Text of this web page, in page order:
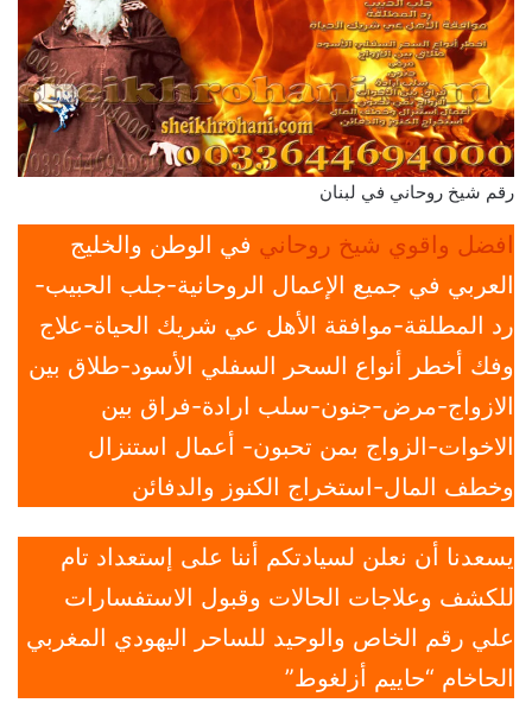
رقم شيخ روحاني في لبنان
افضل واقوي شيخ روحاني في الوطن والخليج
العربي في جميع الإعمال الروحانية-جلب الحبيب-
رد المطلقة-موافقة الأهل عي شريك الحياة-علاج
وفك أخطر أنواع السحر السفلي الأسود-طلاق بين
الازواج-مرض-جنون-سلب ارادة-فراق بين
الاخوات-الزواج بمن تحبون- أعمال استنزال
وخطف المال-استخراج الكنوز والدفائن
يسعدنا أن نعلن لسيادتكم أننا على إستعداد تام
للكشف وعلاجات الحالات وقبول الاستفسارات
علي رقم الخاص والوحيد للساحر اليهودي المغربي
الحاخام “حاييم أزلغوط”